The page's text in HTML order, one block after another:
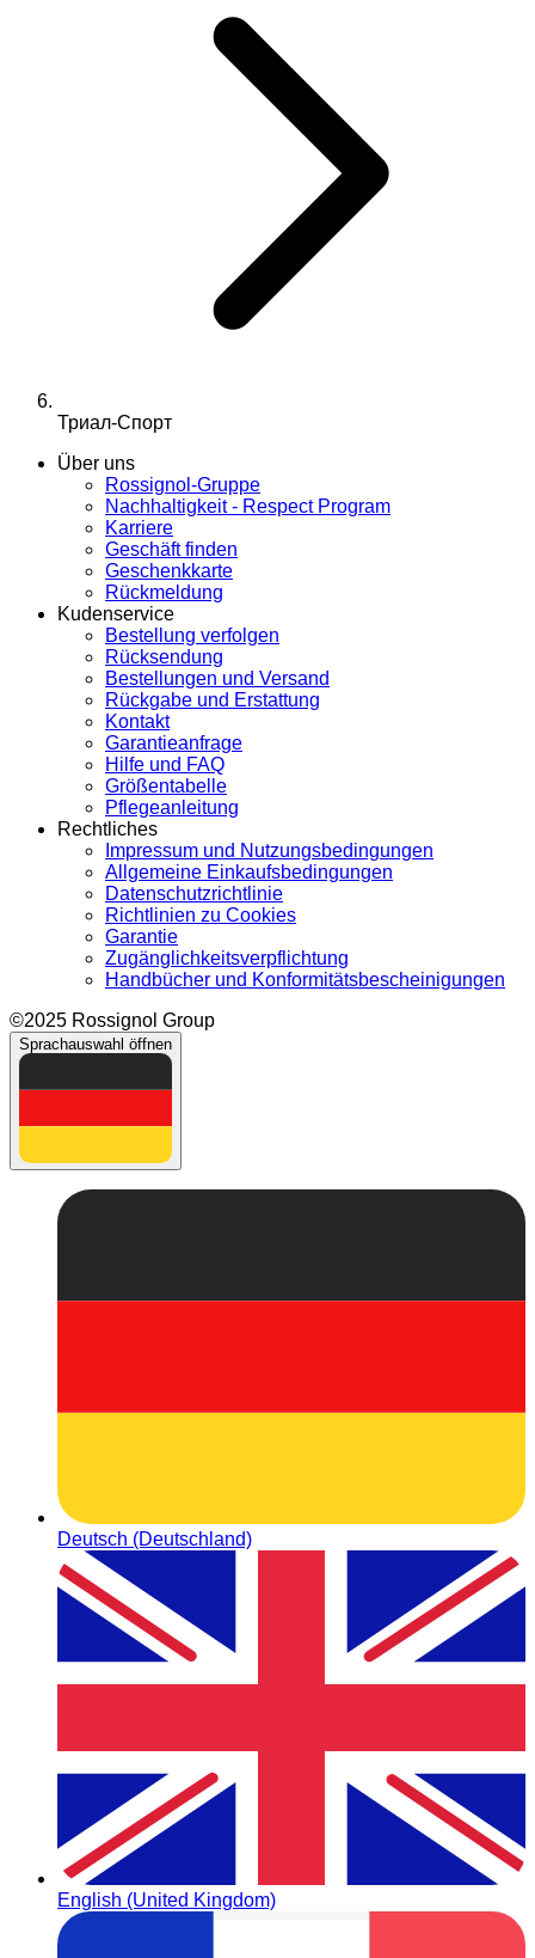
Триал-Спорт
Über uns
Rossignol-Gruppe
Nachhaltigkeit - Respect Program
Karriere
Geschäft finden
Geschenkkarte
Rückmeldung
Kudenservice
Bestellung verfolgen
Rücksendung
Bestellungen und Versand
Rückgabe und Erstattung
Kontakt
Garantieanfrage
Hilfe und FAQ
Größentabelle
Pflegeanleitung
Rechtliches
Impressum und Nutzungsbedingungen
Allgemeine Einkaufsbedingungen
Datenschutzrichtlinie
Richtlinien zu Cookies
Garantie
Zugänglichkeitsverpflichtung
Handbücher und Konformitätsbescheinigungen
©2025 Rossignol Group
Sprachauswahl öffnen
Deutsch (Deutschland)
English (United Kingdom)